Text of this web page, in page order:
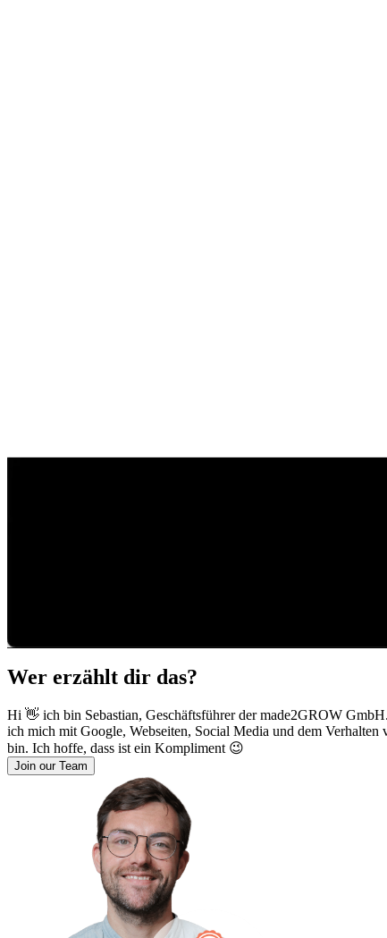
Wer erzählt dir das?
Hi 👋 ich bin Sebastian, Geschäftsführer der made2GROW
ich mich mit Google, Webseiten, Social Media und dem
bin. Ich hoffe, dass ist ein Kompliment 😉
Join our Team